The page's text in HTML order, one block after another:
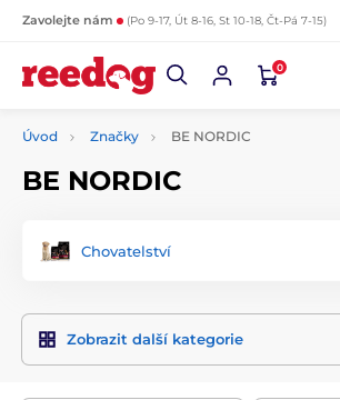
Zavolejte nám (Po 9-17, Út 8-16, St 10-18, Čt-Pá 7-15)
0
Úvod Značky BE NORDIC
BE NORDIC
Chovatelství
Zobrazit další kategorie